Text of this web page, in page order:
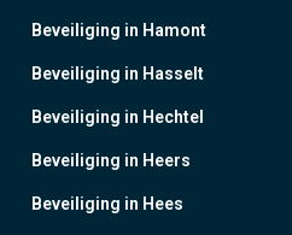
Beveiliging in Hamont
Beveiliging in Hasselt
Beveiliging in Hechtel
Beveiliging in Heers
Beveiliging in Hees